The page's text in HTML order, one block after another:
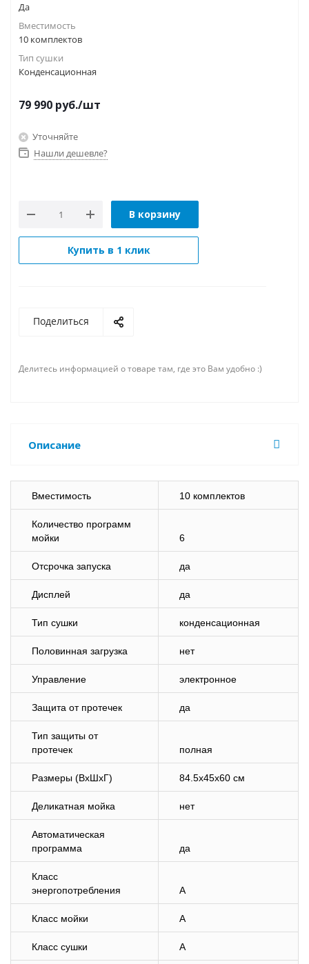
Да
Вместимость
10 комплектов
Тип сушки
Конденсационная
79 990 руб./шт
Уточняйте
Нашли дешевле?
В корзину
Купить в 1 клик
Поделиться
Делитесь информацией о товаре там, где это Вам удобно :)
Описание
Вместимость 10 комплектов
Количество программ
мойки
6
Отсрочка запуска да
Дисплей да
Тип сушки конденсационная
Половинная загрузка нет
Управление электронное
Защита от протечек да
Тип защиты от
протечек
полная
Размеры (ВхШхГ) 84.5х45х60 см
Деликатная мойка нет
Автоматическая
программа
да
Класс
энергопотребления
A
Класс мойки A
Класс сушки A